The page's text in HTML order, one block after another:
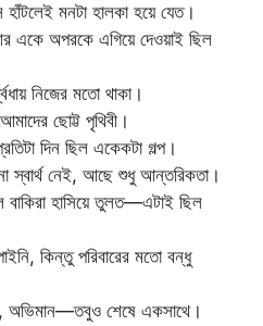
হাঁটলেই মনটা হালকা হয়ে যেত।
একে অপরকে এগিয়ে দেওয়াই ছিল
নিজের মতো থাকা।
ছোট্ট পৃথিবী।
দিন ছিল একেকটা গল্প।
স্বার্থ নেই, আছে শুধু আন্তরিকতা।
হাসিয়ে তুলত—এটাই ছিল
কিন্তু পরিবারের মতো বন্ধু
অভিমান—তবুও শেষে একসাথে।